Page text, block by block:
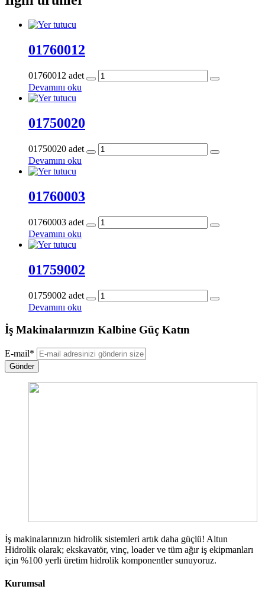
01760012
01760012 adet
Devamını oku
01750020
01750020 adet
Devamını oku
01760003
01760003 adet
Devamını oku
01759002
01759002 adet
Devamını oku
İş Makinalarınızın Kalbine Güç Katın
E-mail*
Gönder
İş makinalarınızın hidrolik sistemleri artık daha güçlü! Altun
Hidrolik olarak; ekskavatör, vinç, loader ve tüm ağır iş ekipmanları
için %100 yerli üretim hidrolik komponentler sunuyoruz.
Kurumsal